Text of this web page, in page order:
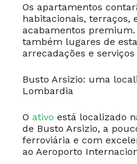
Os apartamentos
habitacionais, terraços,
acabamentos
também lugares de
arrecadações e
Busto Arsizio: uma
Lombardia
O ativo está localizado
de Busto Arsizio, a
ferroviária e com
ao Aeroporto